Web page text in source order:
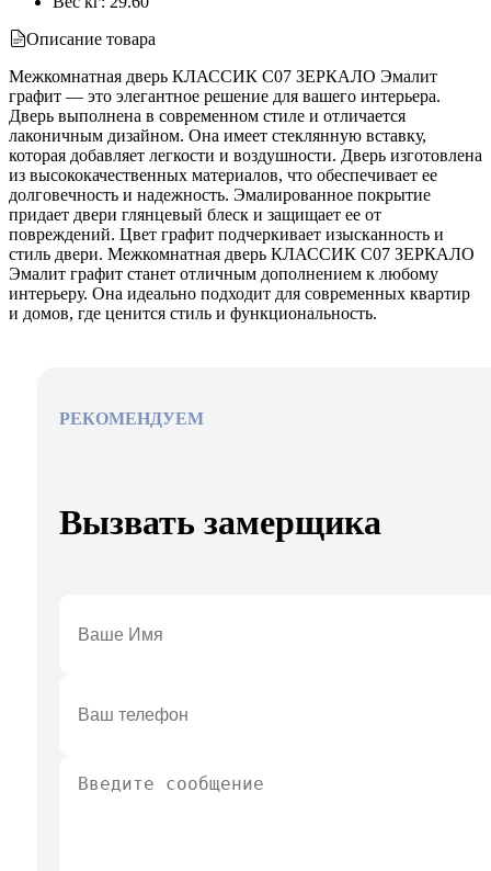
Описание товара
Межкомнатная дверь КЛАССИК C07 ЗЕРКАЛО Эмалит
графит — это элегантное решение для вашего интерьера.
Дверь выполнена в современном стиле и отличается
лаконичным дизайном. Она имеет стеклянную вставку,
которая добавляет легкости и воздушности. Дверь изготовлена
из высококачественных материалов, что обеспечивает ее
долговечность и надежность. Эмалированное покрытие
придает двери глянцевый блеск и защищает ее от
повреждений. Цвет графит подчеркивает изысканность и
стиль двери. Межкомнатная дверь КЛАССИК C07 ЗЕРКАЛО
Эмалит графит станет отличным дополнением к любому
интерьеру. Она идеально подходит для современных квартир
и домов, где ценится стиль и функциональность.
РЕКОМЕНДУЕМ
Вызвать замерщика